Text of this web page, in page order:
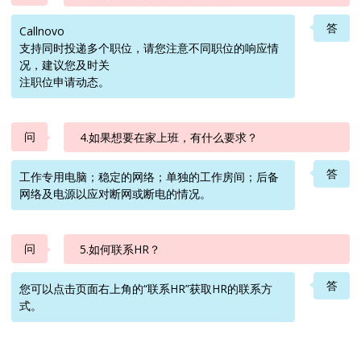
答
Callnovo
支持同时投递多个职位，请您注意不同职位的响应情
况，建议您及时关
注职位申请动态。
问 4.如果想要在家上班，有什么要求？
答
工作专用电脑；稳定的网络；单独的工作房间；后备
网络及电源以应对断网或断电的情况。
问 5.如何联系HR？
答
您可以点击页面右上角的“联系HR”获取HR的联系方
式。